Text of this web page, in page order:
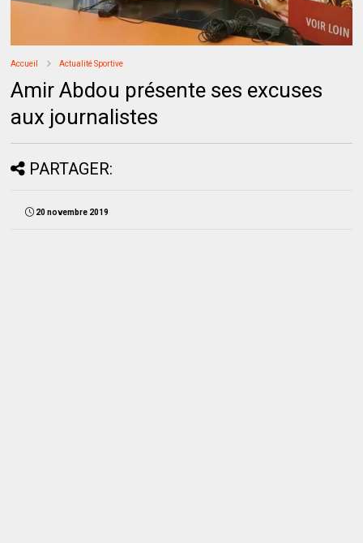
Accueil Actualité Sportive
Amir Abdou présente ses excuses
aux journalistes
PARTAGER:
20 novembre 2019